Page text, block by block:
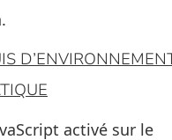
activé sur le